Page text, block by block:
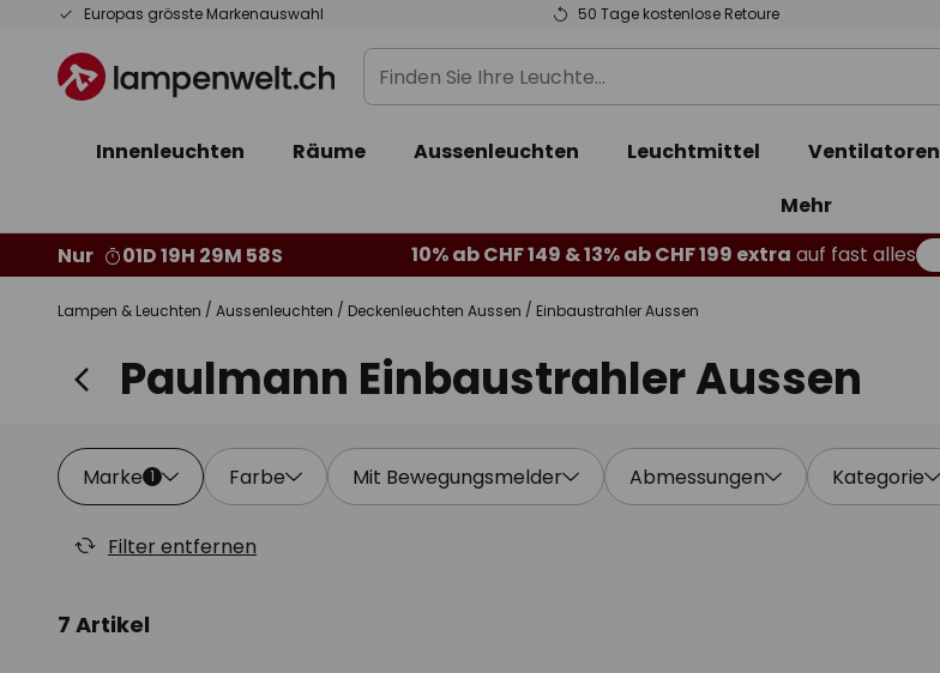
Europas grösste Markenauswahl 50 Tage kostenlose Retoure
Zum
springen
Finden
Sie
Leuchte...
Innenleuchten Räume Aussenleuchten Leuchtmittel Ventilatoren
Mehr
Nur
01D 19H 29M 57S 10% ab CHF 149 & 13% ab CHF 199 extra auf fast alles
Lampen & Leuchten Aussenleuchten Deckenleuchten Aussen Einbaustrahler Aussen
Paulmann Einbaustrahler Aussen
Marke 1 Farbe Mit Bewegungsmelder Abmessungen Kategorie
Filter entfernen
7 Artikel